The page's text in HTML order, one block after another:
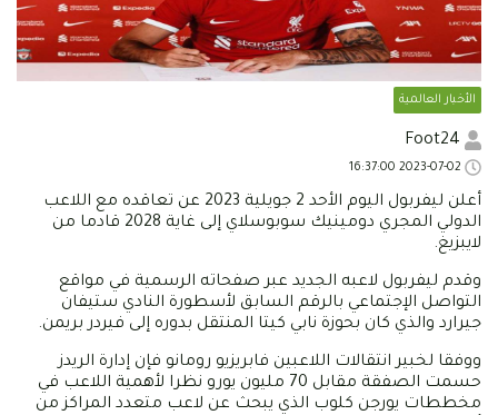
الأخبار العالمية
أعلن ليفربول اليوم الأحد 2 جويلية 2023 عن تعاقده مع اللاعب
الدولي المجري دومينيك سوبوسلاي إلى غاية 2028 قادما من
لايبزيغ.
وقدم ليفربول لاعبه الجديد عبر صفحاته الرسمية في مواقع
التواصل الإجتماعي بالرقم السابق لأسطورة النادي ستيفان
جيرارد والذي كان بحوزة نابي كيتا المنتقل بدوره إلى فيردر بريمن.
ووفقا لخبير انتقالات اللاعبين فابريزيو رومانو فإن إدارة الريدز
حسمت الصفقة مقابل 70 مليون يورو نظرا لأهمية اللاعب في
مخططات يورجن كلوب الذي يبحث عن لاعب متعدد المراكز من